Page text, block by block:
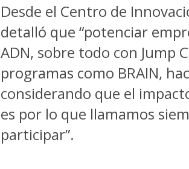
Desde el Centro de
detalló que “potenciar
ADN, sobre todo con Jump
programas como BRAIN,
considerando que el
es por lo que llamamos
participar”.